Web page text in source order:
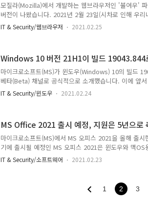
모질라(Mozilla)에서 개발하는 웹브라우저인 '불여우'
버전이 나왔습니다. 2021년 2월 23일(시차로 인해 우
된 새 버전은 86.0 입니다. 한편, 파이어폭스 ESR
Release)도 78.8.0 버전이 공개되었습니다. 파이어폭
나, '천둥새' 썬더버드(Thunderbird) 이메일 클라이언트
합니다. Total Cookie Protection 파이어폭스 86은 향
엄격..
IT & Security/웹브라우저 2021.02.25
Windows 10 버전 21H1이 빌드 19043.844
마이크로소프트(MS)가 윈도우(Windows) 10의 빌드
베타(Beta) 채널로 공식적으로 소개했습니다. 이에 앞
전 2004와 버전 20H2의 마이너 업데이트임을 공식적으
능적으로 크게 달라지는 것이 없다는 말이죠. 버전
이트인만큼, 기능 업데이트라기 보다는, 그냥 품질 업데
에 가까우며, 기술적으로는 윈도우 업데이트를 버전
할 정도로 유사합니다. 따라서 이전 버전에서 버전 2..
IT & Security/윈도우 2021.02.24
MS Office 2021 출시 예정, 지원은 5년으로
마이크로소프트(MS)에서 MS 오피스 2021을 올해 출
기에 출시될 예정인 MS 오피스 2021은 윈도우와 맥
피스 2016, MS 오피스 2019에 이어 나오는 후속 제품이
점이 있다면 바로 지원 기간의 축소입니다. 지원 기간 5
계속해서 축소하고 있습니다. MS 오피스 2000, XP,
2016까지는 약 10년 간 지원이었고, MS 오피스 2019
IT & Security/소프트웨어 2021.02.23
1 2 3